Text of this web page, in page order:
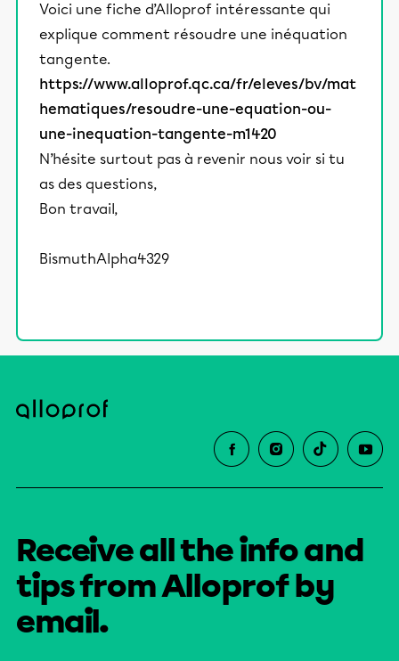
Voici une fiche d’Alloprof intéressante qui
explique comment résoudre une inéquation
tangente.
https://www.alloprof.qc.ca/fr/eleves/bv/mat
hematiques/resoudre-une-equation-ou-
une-inequation-tangente-m1420
N’hésite surtout pas à revenir nous voir si tu
as des questions,
Bon travail,
BismuthAlpha4329
Receive all the info and
tips from Alloprof by
email.